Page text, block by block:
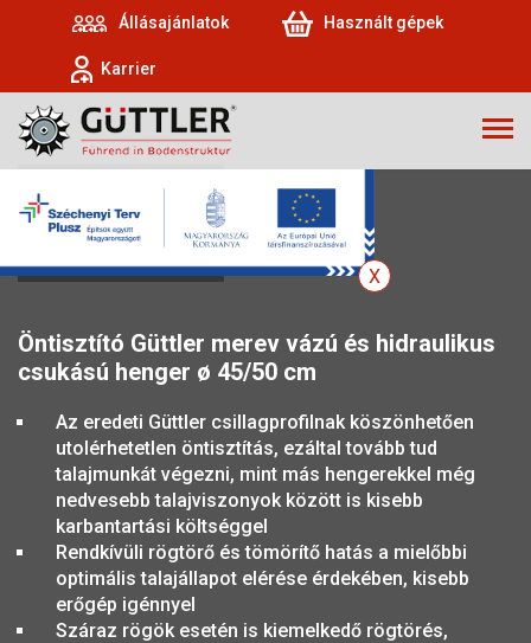
Állásajánlatok Használt gépek
Karrier
MATADOR
Öntisztító Güttler merev vázú és hidraulikus
csukású henger ø 45/50 cm
Az eredeti Güttler csillagprofilnak köszönhetően
utolérhetetlen öntisztítás, ezáltal tovább tud
talajmunkát végezni, mint más hengerekkel még
nedvesebb talajviszonyok között is kisebb
karbantartási költséggel
Rendkívüli rögtörő és tömörítő hatás a mielőbbi
optimális talajállapot elérése érdekében, kisebb
erőgép igénnyel
Száraz rögök esetén is kiemelkedő rögtörés,